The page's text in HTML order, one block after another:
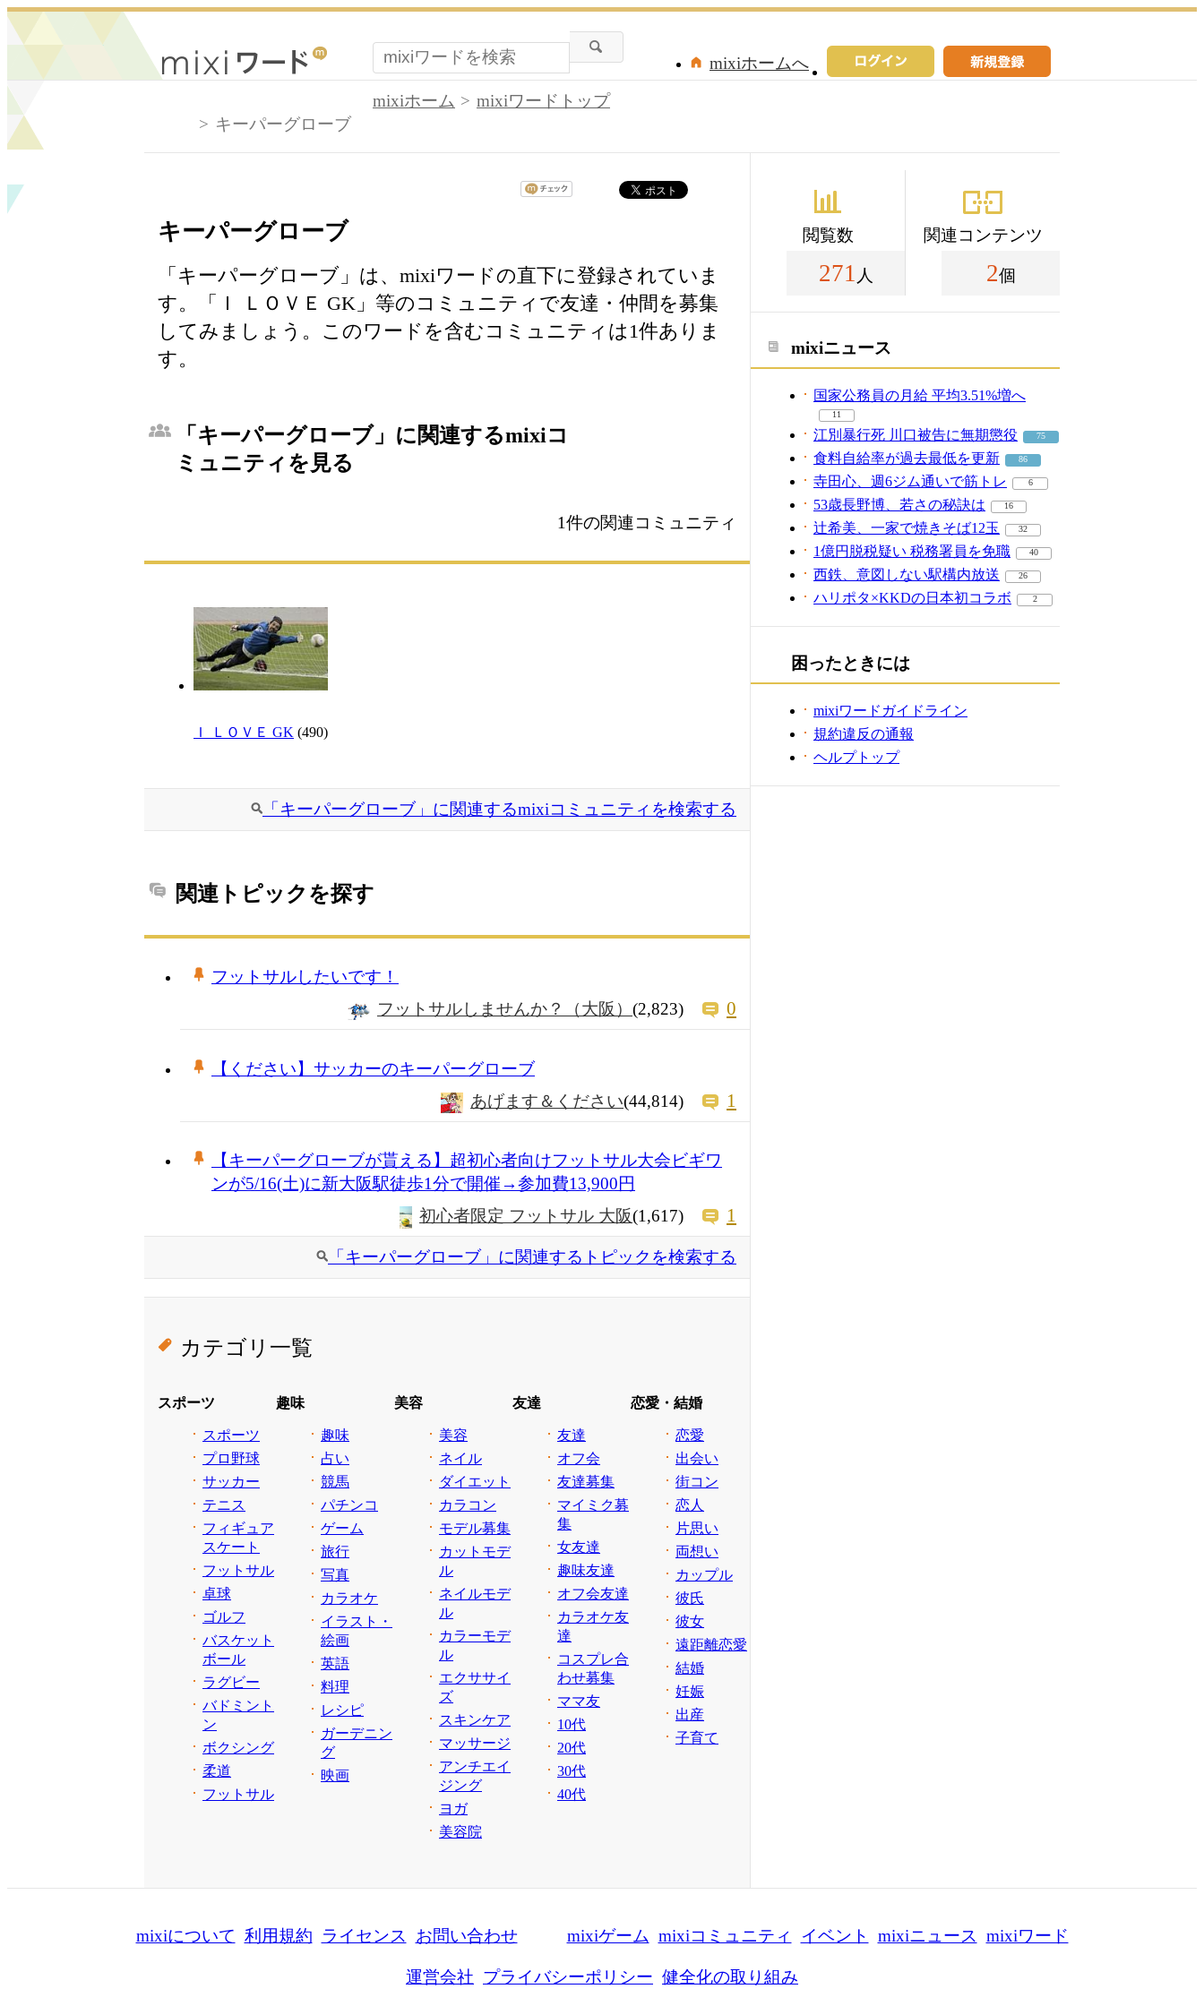
mixiホームへ
mixiホーム
mixiワードトップ
キーパーグローブ
キーパーグローブ
「キーパーグローブ」は、mixiワードの直下に登録されていま
す。「Ｉ ＬＯＶＥ GK」等のコミュニティで友達・仲間を募集
してみましょう。このワードを含むコミュニティは1件ありま
す。
「キーパーグローブ」に関連するmixiコ
ミュニティを見る
1件の関連コミュニティ
Ｉ ＬＯＶＥ GK (490)
「キーパーグローブ」に関連するmixiコミュニティを検索する
関連トピックを探す
フットサルしたいです！
フットサルしませんか？（大阪） (2,823) 0
【ください】サッカーのキーパーグローブ
あげます＆ください(44,814) 1
【キーパーグローブが貰える】超初心者向けフットサル大会ビギワ
ンが5/16(土)に新大阪駅徒歩1分で開催→参加費13,900円
初心者限定 フットサル 大阪(1,617) 1
「キーパーグローブ」に関連するトピックを検索する
カテゴリ一覧
スポーツ
スポーツ
プロ野球
サッカー
テニス
フィギュア
スケート
フットサル
卓球
ゴルフ
バスケット
ボール
ラグビー
バドミント
ン
ボクシング
柔道
フットサル
趣味
趣味
占い
競馬
パチンコ
ゲーム
旅行
写真
カラオケ
イラスト・
絵画
英語
料理
レシピ
ガーデニン
グ
映画
美容
美容
ネイル
ダイエット
カラコン
モデル募集
カットモデ
ル
ネイルモデ
ル
カラーモデ
ル
エクササイ
ズ
スキンケア
マッサージ
アンチエイ
ジング
ヨガ
美容院
友達
友達
オフ会
友達募集
マイミク募
集
女友達
趣味友達
オフ会友達
カラオケ友
達
コスプレ合
わせ募集
ママ友
10代
20代
30代
40代
恋愛・結婚
恋愛
出会い
街コン
恋人
片思い
両想い
カップル
彼氏
彼女
遠距離恋愛
結婚
妊娠
出産
子育て
閲覧数
271 人
関連コンテンツ
2個
mixiニュース
国家公務員の月給 平均3.51%増へ
11
江別暴行死 川口被告に無期懲役 75
食料自給率が過去最低を更新 86
寺田心、週6ジム通いで筋トレ 6
53歳長野博、若さの秘訣は 16
辻希美、一家で焼きそば12玉 32
1億円脱税疑い 税務署員を免職 40
西鉄、意図しない駅構内放送 26
ハリポタ×KKDの日本初コラボ 2
困ったときには
mixiワードガイドライン
規約違反の通報
ヘルプトップ
mixiについて 利用規約 ライセンス お問い合わせ mixiゲーム mixiコミュニティ イベント mixiニュース mixiワード
運営会社 プライバシーポリシー 健全化の取り組み